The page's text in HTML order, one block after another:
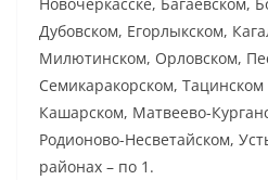
Дубовском, Егорлыкском,
Милютинском, Орловском,
Семикаракорском,
Кашарском, Матвеево-
Родионово-Несветайском,
районах – по 1.